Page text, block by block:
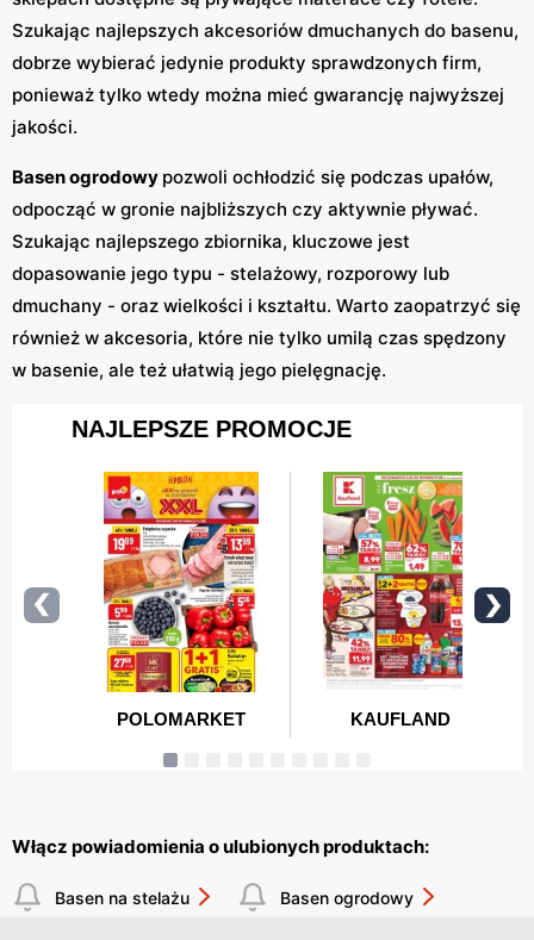
Szukając najlepszych akcesoriów dmuchanych do basenu,
dobrze wybierać jedynie produkty sprawdzonych firm,
ponieważ tylko wtedy można mieć gwarancję najwyższej
jakości.
Basen ogrodowy pozwoli ochłodzić się podczas upałów,
odpocząć w gronie najbliższych czy aktywnie pływać.
Szukając najlepszego zbiornika, kluczowe jest
dopasowanie jego typu - stelażowy, rozporowy lub
dmuchany - oraz wielkości i kształtu. Warto zaopatrzyć się
również w akcesoria, które nie tylko umilą czas spędzony
w basenie, ale też ułatwią jego pielęgnację.
Włącz powiadomienia o ulubionych produktach:
Basen na stelażu Basen ogrodowy